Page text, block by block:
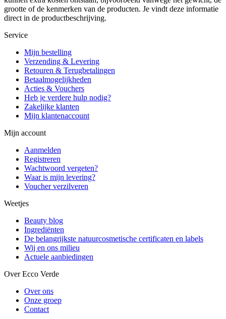
grootte of de kenmerken van de producten. Je vindt deze informatie
direct in de productbeschrijving.
Service
Mijn bestelling
Verzending & Levering
Retouren & Terugbetalingen
Betaalmogelijkheden
Acties & Vouchers
Heb je verdere hulp nodig?
Zakelijke klanten
Mijn klantenaccount
Mijn account
Aanmelden
Registreren
Wachtwoord vergeten?
Waar is mijn levering?
Voucher verzilveren
Weetjes
Beauty blog
Ingrediënten
De belangrijkste natuurcosmetische certificaten en labels
Wij en ons milieu
Actuele aanbiedingen
Over Ecco Verde
Over ons
Onze groep
Contact